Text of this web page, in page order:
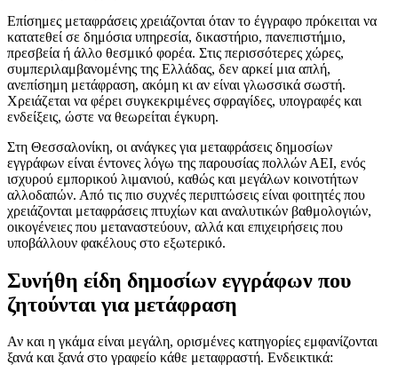
Επίσημες μεταφράσεις χρειάζονται όταν το έγγραφο πρόκειται να
κατατεθεί σε δημόσια υπηρεσία, δικαστήριο, πανεπιστήμιο,
πρεσβεία ή άλλο θεσμικό φορέα. Στις περισσότερες χώρες,
συμπεριλαμβανομένης της Ελλάδας, δεν αρκεί μια απλή,
ανεπίσημη μετάφραση, ακόμη κι αν είναι γλωσσικά σωστή.
Χρειάζεται να φέρει συγκεκριμένες σφραγίδες, υπογραφές και
ενδείξεις, ώστε να θεωρείται έγκυρη.
Στη Θεσσαλονίκη, οι ανάγκες για μεταφράσεις δημοσίων
εγγράφων είναι έντονες λόγω της παρουσίας πολλών ΑΕΙ, ενός
ισχυρού εμπορικού λιμανιού, καθώς και μεγάλων κοινοτήτων
αλλοδαπών. Από τις πιο συχνές περιπτώσεις είναι φοιτητές που
χρειάζονται μεταφράσεις πτυχίων και αναλυτικών βαθμολογιών,
οικογένειες που μεταναστεύουν, αλλά και επιχειρήσεις που
υποβάλλουν φακέλους στο εξωτερικό.
Συνήθη είδη δημοσίων εγγράφων που
ζητούνται για μετάφραση
Αν και η γκάμα είναι μεγάλη, ορισμένες κατηγορίες εμφανίζονται
ξανά και ξανά στο γραφείο κάθε μεταφραστή. Ενδεικτικά: